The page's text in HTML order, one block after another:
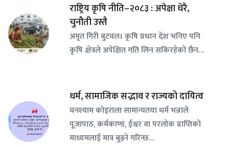
राष्ट्रिय कृषि नीति–२०८३ : अपेक्षा धेरै,
चुनौती उस्तै
अमृत गिरी बुटवल। कृषि प्रधान देश भनिए पनि
कृषि क्षेत्रले अपेक्षित गति लिन सकिरहेको छैन…
धर्म, सामाजिक सद्भाव र राज्यको दायित्व
घनश्याम कोइराला सामान्यतया धर्म भन्नाले
पूजापाठ, कर्मकाण्ड, ईश्वर वा परलोक प्राप्तिको
माध्यमलाई मात्र बुझ्ने गरिन्छ…